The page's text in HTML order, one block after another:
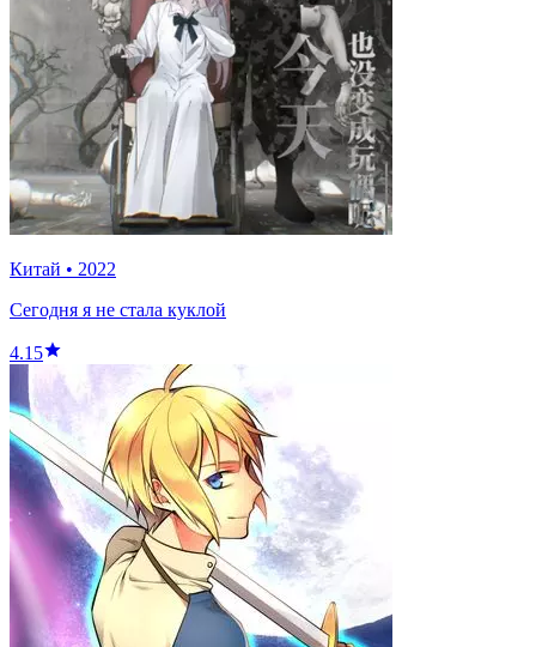
Китай • 2022
Сегодня я не стала куклой
4.15